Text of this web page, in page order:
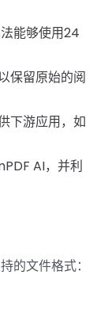
取
AI
Teams
负担且合理的价
指
AI 指南
Open
私有
能够使用24
保留原始的阅
下游应用，如
AI，并利
的文件格式：